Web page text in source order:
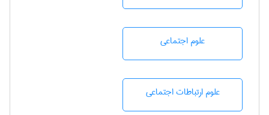
علوم اجتماعی
علوم ارتباطات اجتماعی